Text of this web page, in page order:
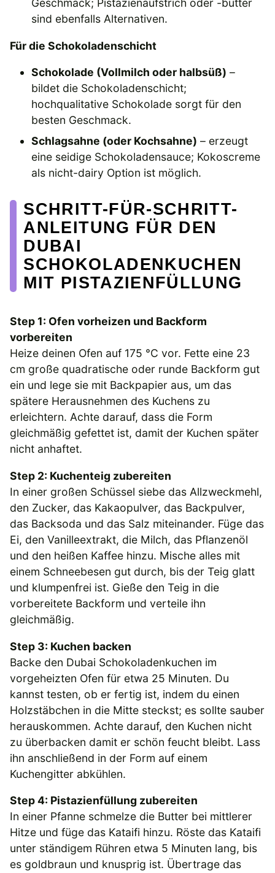
Geschmack; Pistazienaufstrich oder -butter
sind ebenfalls Alternativen.
Für die Schokoladenschicht
Schokolade (Vollmilch oder halbsüß) –
bildet die Schokoladenschicht;
hochqualitative Schokolade sorgt für den
besten Geschmack.
Schlagsahne (oder Kochsahne) – erzeugt
eine seidige Schokoladensauce; Kokoscreme
als nicht-dairy Option ist möglich.
SCHRITT-FÜR-SCHRITT-
ANLEITUNG FÜR DEN
DUBAI
SCHOKOLADENKUCHEN
MIT PISTAZIENFÜLLUNG
Step 1: Ofen vorheizen und Backform
vorbereiten
Heize deinen Ofen auf 175 °C vor. Fette eine 23
cm große quadratische oder runde Backform gut
ein und lege sie mit Backpapier aus, um das
spätere Herausnehmen des Kuchens zu
erleichtern. Achte darauf, dass die Form
gleichmäßig gefettet ist, damit der Kuchen später
nicht anhaftet.
Step 2: Kuchenteig zubereiten
In einer großen Schüssel siebe das Allzweckmehl,
den Zucker, das Kakaopulver, das Backpulver,
das Backsoda und das Salz miteinander. Füge das
Ei, den Vanilleextrakt, die Milch, das Pflanzenöl
und den heißen Kaffee hinzu. Mische alles mit
einem Schneebesen gut durch, bis der Teig glatt
und klumpenfrei ist. Gieße den Teig in die
vorbereitete Backform und verteile ihn
gleichmäßig.
Step 3: Kuchen backen
Backe den Dubai Schokoladenkuchen im
vorgeheizten Ofen für etwa 25 Minuten. Du
kannst testen, ob er fertig ist, indem du einen
Holzstäbchen in die Mitte steckst; es sollte sauber
herauskommen. Achte darauf, den Kuchen nicht
zu überbacken damit er schön feucht bleibt. Lass
ihn anschließend in der Form auf einem
Kuchengitter abkühlen.
Step 4: Pistazienfüllung zubereiten
In einer Pfanne schmelze die Butter bei mittlerer
Hitze und füge das Kataifi hinzu. Röste das Kataifi
unter ständigem Rühren etwa 5 Minuten lang, bis
es goldbraun und knusprig ist. Übertrage das